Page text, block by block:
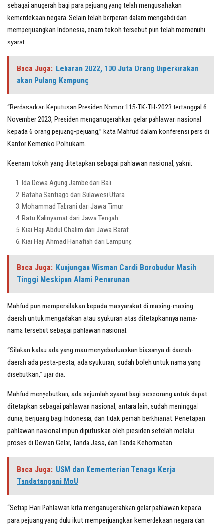
sebagai anugerah bagi para pejuang yang telah mengusahakan
kemerdekaan negara. Selain telah berperan dalam mengabdi dan
memperjuangkan Indonesia, enam tokoh tersebut pun telah memenuhi
syarat.
Baca Juga: Lebaran 2022, 100 Juta Orang Diperkirakan
akan Pulang Kampung
“Berdasarkan Keputusan Presiden Nomor 115-TK-TH-2023 tertanggal 6
November 2023, Presiden menganugerahkan gelar pahlawan nasional
kepada 6 orang pejuang-pejuang,” kata Mahfud dalam konferensi pers di
Kantor Kemenko Polhukam.
Keenam tokoh yang ditetapkan sebagai pahlawan nasional, yakni:
Ida Dewa Agung Jambe dari Bali
Bataha Santiago dari Sulawesi Utara
Mohammad Tabrani dari Jawa Timur
Ratu Kalinyamat dari Jawa Tengah
Kiai Haji Abdul Chalim dari Jawa Barat
Kiai Haji Ahmad Hanafiah dari Lampung
Baca Juga: Kunjungan Wisman Candi Borobudur Masih
Tinggi Meskipun Alami Penurunan
Mahfud pun mempersilakan kepada masyarakat di masing-masing
daerah untuk mengadakan atau syukuran atas ditetapkannya nama-
nama tersebut sebagai pahlawan nasional.
“Silakan kalau ada yang mau menyebarluaskan biasanya di daerah-
daerah ada pesta-pesta, ada syukuran, sudah boleh untuk nama yang
disebutkan,” ujar dia.
Mahfud menyebutkan, ada sejumlah syarat bagi seseorang untuk dapat
ditetapkan sebagai pahlawan nasional, antara lain, sudah meninggal
dunia, berjuang bagi Indonesia, dan tidak pernah berkhianat. Penetapan
pahlawan nasional inipun diputuskan oleh presiden setelah melalui
proses di Dewan Gelar, Tanda Jasa, dan Tanda Kehormatan.
Baca Juga: USM dan Kementerian Tenaga Kerja
Tandatangani MoU
“Setiap Hari Pahlawan kita menganugerahkan gelar pahlawan kepada
para pejuang yang dulu ikut memperjuangkan kemerdekaan negara dan